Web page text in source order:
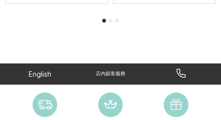
English 店內顧客服務